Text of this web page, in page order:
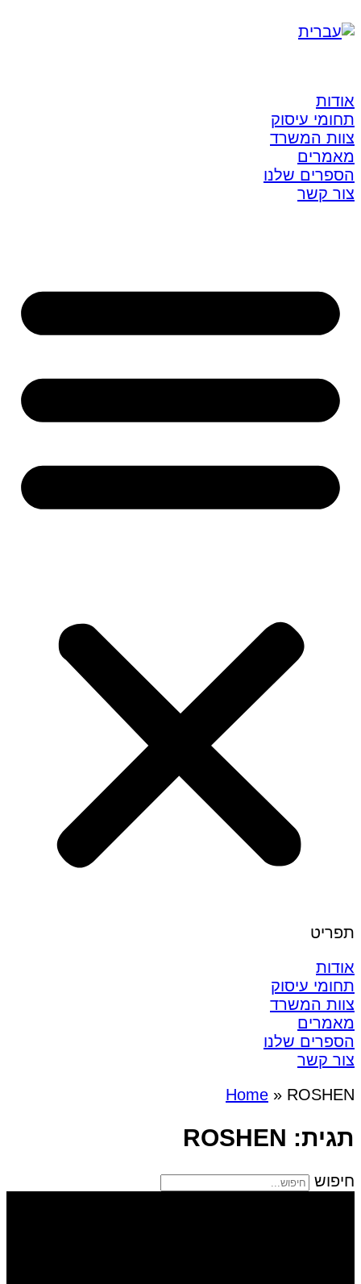
אודות
תחומי עיסוק
צוות המשרד
מאמרים
הספרים שלנו
צור קשר
תפריט
אודות
תחומי עיסוק
צוות המשרד
מאמרים
הספרים שלנו
צור קשר
Home » ROSHEN
תגית: ROSHEN
חיפוש